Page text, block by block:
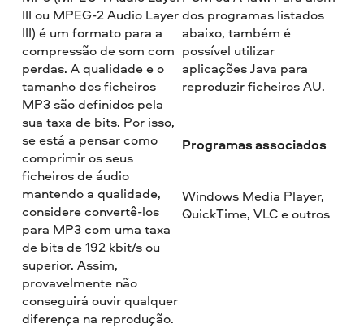
III ou MPEG-2 Audio Layer
III) é um formato para a
compressão de som com
perdas. A qualidade e o
tamanho dos ficheiros
MP3 são definidos pela
sua taxa de bits. Por isso,
se está a pensar como
comprimir os seus
ficheiros de áudio
mantendo a qualidade,
considere convertê-los
para MP3 com uma taxa
de bits de 192 kbit/s ou
superior. Assim,
provavelmente não
conseguirá ouvir qualquer
diferença na reprodução.
dos programas listados
abaixo, também é
possível utilizar
aplicações Java para
reproduzir ficheiros AU.
Programas associados
Windows Media Player,
QuickTime, VLC e outros